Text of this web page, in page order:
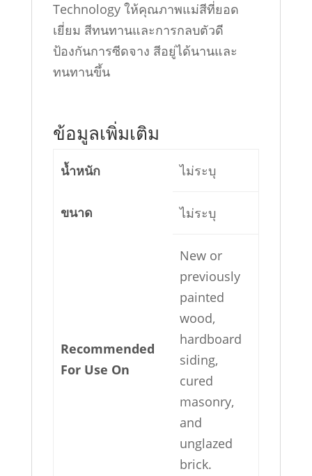
Technology ให้คุณภาพแม่สีที่ยอด
เยี่ยม สีทนทานและการกลบตัวดี
ป้องกันการซีดจาง สีอยู่ได้นานและ
ทนทานขึ้น
ข้อมูลเพิ่มเติม
น้ำหนัก ไม่ระบุ
ขนาด ไม่ระบุ
Recommended
For Use On
New or
previously
painted
wood,
hardboard
siding,
cured
masonry,
and
unglazed
brick.